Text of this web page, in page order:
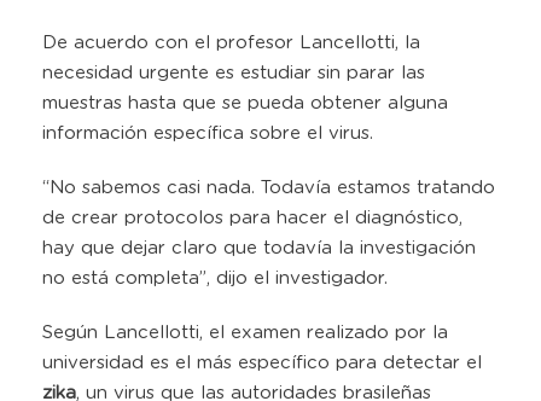
De acuerdo con el profesor Lancellotti, la
necesidad urgente es estudiar sin parar las
muestras hasta que se pueda obtener alguna
información específica sobre el virus.
“No sabemos casi nada. Todavía estamos tratando
de crear protocolos para hacer el diagnóstico,
hay que dejar claro que todavía la investigación
no está completa”, dijo el investigador.
Según Lancellotti, el examen realizado por la
universidad es el más específico para detectar el
zika, un virus que las autoridades brasileñas